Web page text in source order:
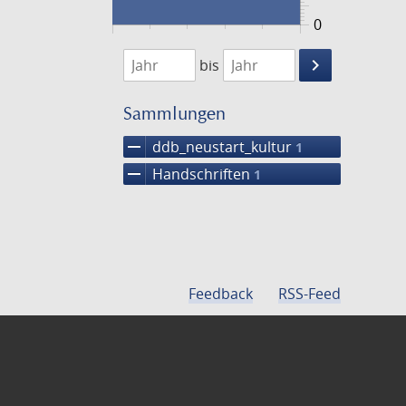
0
1474
1475
bis
keyboard_arrow_right
Suche
Sammlungen
remove ddb_neustart_kultur 1
remove Handschriften 1
Feedback RSS-Feed